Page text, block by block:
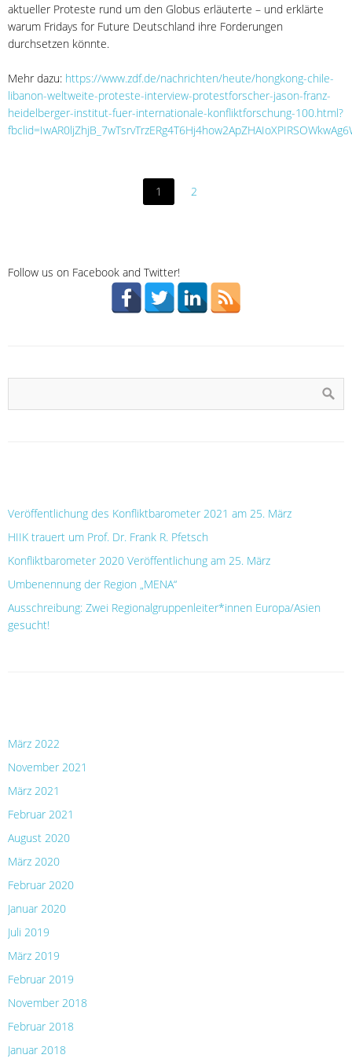
aktueller Proteste rund um den Globus erläuterte – und erklärte
warum Fridays for Future Deutschland ihre Forderungen
durchsetzen könnte.
Mehr dazu: https://www.zdf.de/nachrichten/heute/hongkong-chile-
libanon-weltweite-proteste-interview-protestforscher-jason-franz-
heidelberger-institut-fuer-internationale-konfliktforschung-100.html?
1 2
Follow us on Facebook and Twitter!
Veröffentlichung des Konfliktbarometer 2021 am 25. März
HIIK trauert um Prof. Dr. Frank R. Pfetsch
Konfliktbarometer 2020 Veröffentlichung am 25. März
Umbenennung der Region „MENA“
Ausschreibung: Zwei Regionalgruppenleiter*innen Europa/Asien
gesucht!
März 2022
November 2021
März 2021
Februar 2021
August 2020
März 2020
Februar 2020
Januar 2020
Juli 2019
März 2019
Februar 2019
November 2018
Februar 2018
Januar 2018